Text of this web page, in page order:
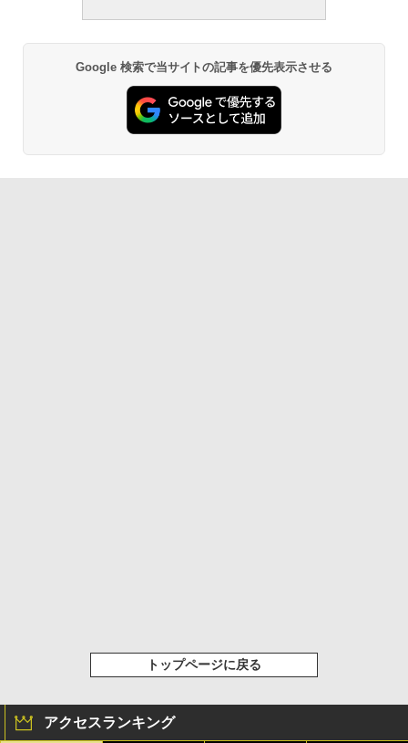
Google 検索で当サイトの記事を優先表示させる
トップページに戻る
アクセスランキング